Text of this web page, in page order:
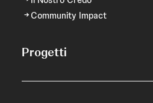
Community Impact
Progetti